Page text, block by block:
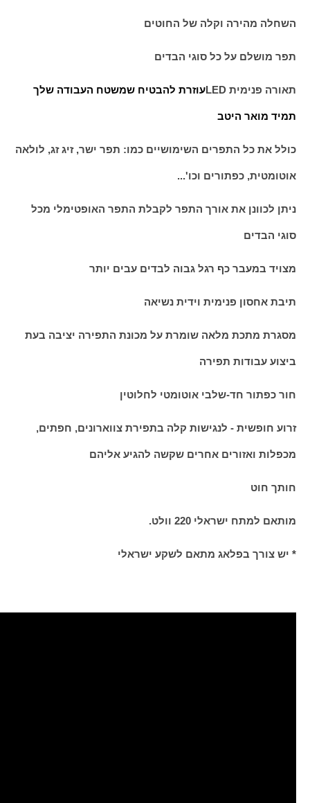
השחלה מהירה וקלה של החוטים
תפר מושלם על כל סוגי הבדים
תאורה פנימית LEDעוזרת להבטיח שמשטח העבודה שלך
תמיד מואר היטב
כולל את כל התפרים השימושיים כמו: תפר ישר, זיג זג, לולאה
אוטומטית, כפתורים וכו'...
ניתן לכוונן את אורך התפר לקבלת התפר האופטימלי מכל
סוגי הבדים
מצויד במעבר כף רגל גבוה לבדים עבים יותר
תיבת אחסון פנימית וידית נשיאה
מסגרת מתכת מלאה שומרת על מכונת התפירה יציבה בעת
ביצוע עבודות תפירה
חור כפתור חד-שלבי אוטומטי לחלוטין
זרוע חופשית - לנגישות קלה בתפירת צווארונים, חפתים,
מכפלות ואזורים אחרים שקשה להגיע אליהם
חותך חוט
מותאם למתח ישראלי 220 וולט.
* יש צורך בפלאג מתאם לשקע ישראלי